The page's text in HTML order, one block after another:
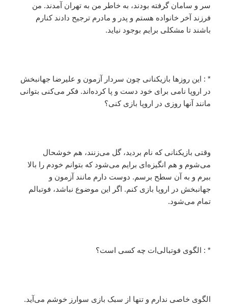
سر و سامان گرفته بودند، به خاطر من به تهران آمدند. من
فرزند آخر خانواده هستم و پدر و مادرم ترجیح دادند کنارم
باشند تا مشکلی برایم بوجود نیاید.
* : این روزها بازیکنانی چون سردار آزمون و علیرضا جهانبخش
در اروپا نامی برای خود دست و پا کرده‌اند. فکر می‌کنی بتوانی
مانند آنها روزی در اروپا بازی کنی؟
وقتی بازیکنانی که نام بردید، گل می‌زنند، هم خوشحال
می‌شوم و هم انگیزه‌ای برایم می‌شود که بتوانم خودم را بالا
ببرم و به آن سطح برسم. دوست دارم مانند آزمون و
جهانبخش در اروپا بازی کنم. اگر این موضوع نباشد، فوتبالم
تمام می‌شود.
* : الگوی فوتبالی‌ات چه کسی است؟
الگوی خاصی ندارم و تنها از سبک بازی سوارز خوشم می‌آید.